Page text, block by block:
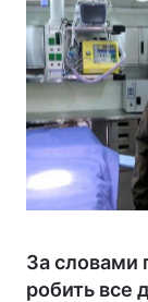
За словами
робить все